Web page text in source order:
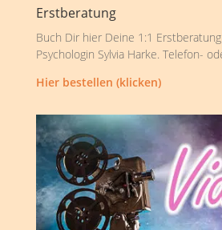
Erstberatung
Buch Dir hier Deine 1:1
Psychologin Sylvia Harke. Telefon-
Hier bestellen (klicken)